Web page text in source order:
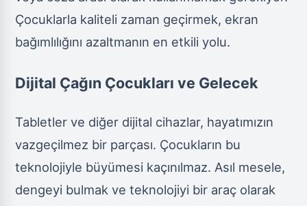
Çocuklarla kaliteli zaman geçirmek, ekran
bağımlılığını azaltmanın en etkili yolu.
Dijital Çağın Çocukları ve Gelecek
Tabletler ve diğer dijital cihazlar, hayatımızın
vazgeçilmez bir parçası. Çocukların bu
teknolojiyle büyümesi kaçınılmaz. Asıl mesele,
dengeyi bulmak ve teknolojiyi bir araç olarak